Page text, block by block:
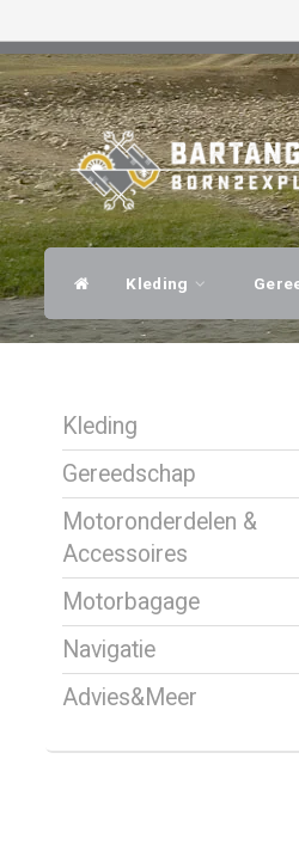
Kleding
Kleding
Gereedschap
Motoronderdelen &
Accessoires
Motorbagage
Navigatie
Advies&Meer